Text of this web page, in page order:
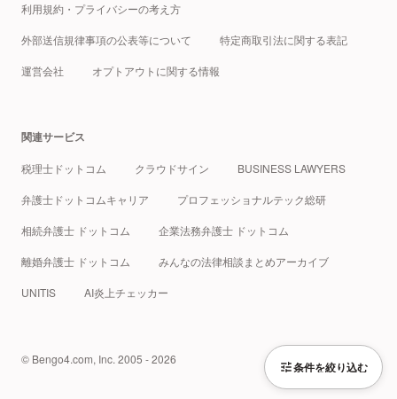
条件を絞り込む
利用規約・プライバシーの考え方
外部送信規律事項の公表等について 特定商取引法に関する表記
運営会社 オプトアウトに関する情報
関連サービス
税理士ドットコム クラウドサイン BUSINESS LAWYERS
弁護士ドットコムキャリア プロフェッショナルテック総研
相続弁護士 ドットコム 企業法務弁護士 ドットコム
離婚弁護士 ドットコム みんなの法律相談まとめアーカイブ
UNITIS AI炎上チェッカー
© Bengo4.com, Inc. 2005 - 2026